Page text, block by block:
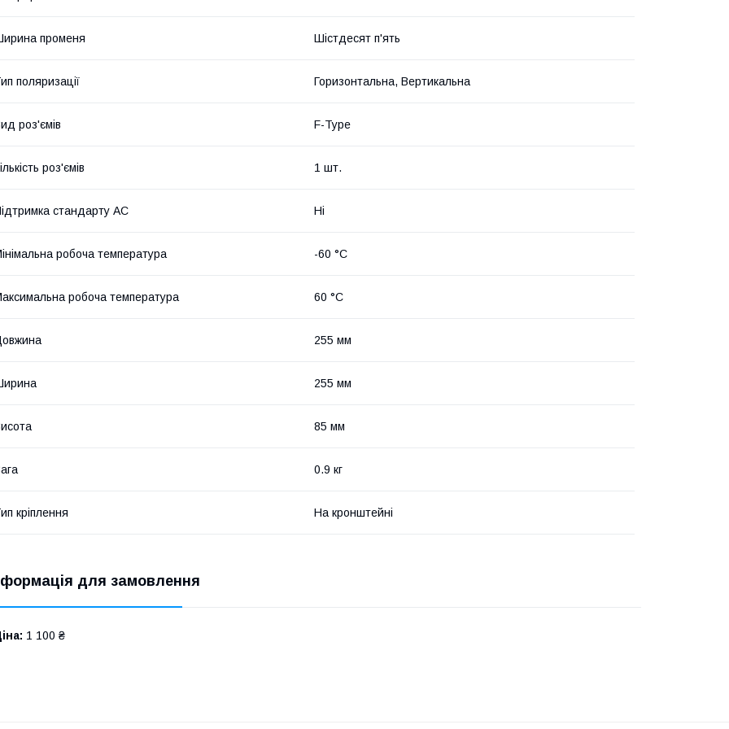
променя Шістдесят п'ять
поляризації Горизонтальна, Вертикальна
роз'ємів F-Type
роз'ємів 1 шт.
стандарту АС Ні
робоча температура -60 °С
робоча температура 60 °С
255 мм
255 мм
85 мм
0.9 кг
кріплення На кронштейні
для замовлення
1 100 ₴